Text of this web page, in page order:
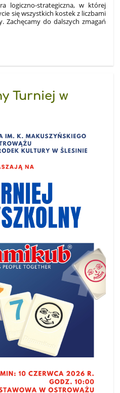
logiczno-strategiczna, w której
się wszystkich kostek z liczbami
Zachęcamy do dalszych zmagań
Turniej w